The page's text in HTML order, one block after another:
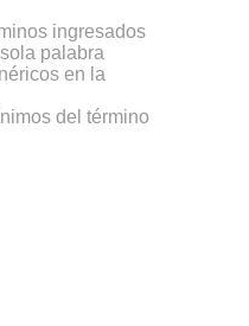
ingresados
palabra
en la
del término